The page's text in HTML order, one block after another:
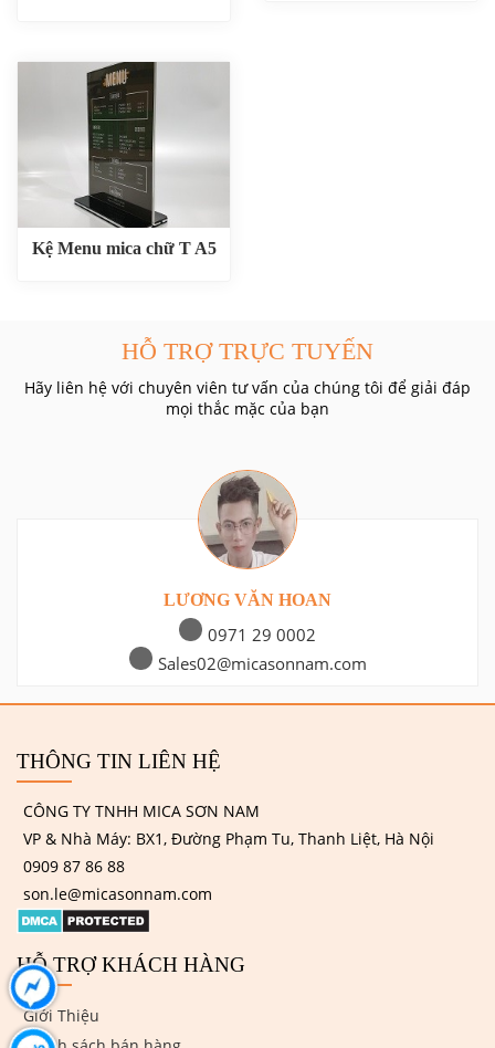
Kệ Menu mica chữ T A5
HỖ TRỢ TRỰC TUYẾN
Hãy liên hệ với chuyên viên tư vấn của chúng tôi để giải đáp
mọi thắc mặc của bạn
LƯƠNG VĂN HOAN
0971 29 0002
Sales02@micasonnam.com
THÔNG TIN LIÊN HỆ
CÔNG TY TNHH MICA SƠN NAM
VP & Nhà Máy: BX1, Đường Phạm Tu, Thanh Liệt, Hà Nội
0909 87 86 88
son.le@micasonnam.com
HỖ TRỢ KHÁCH HÀNG
Giới Thiệu